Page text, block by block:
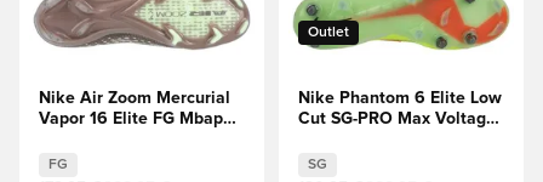
Nike Air Zoom Mercurial
Vapor 16 Elite FG Mbappé
Eclipse/Kovinsko srebro
FG
Outlet
Nike Phantom 6 Elite Low
Cut SG-PRO Max Voltage
Črna/Hiper Crimson
SG